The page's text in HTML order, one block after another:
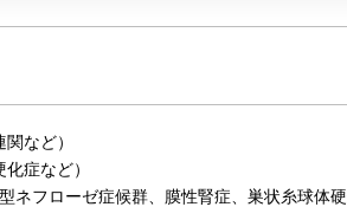
など）
症など）
ネフローゼ症候群、膜性腎症、巣状糸球体硬